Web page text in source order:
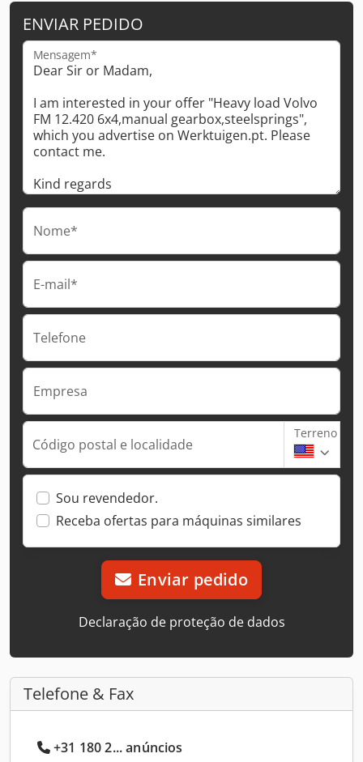
ENVIAR PEDIDO
Mensagem*
Nome*
E-mail*
Telefone
Empresa
Código postal e localidade
Terreno
Sou revendedor.
Receba ofertas para máquinas similares
Enviar pedido
Declaração de proteção de dados
Telefone & Fax
+31 180 2... anúncios